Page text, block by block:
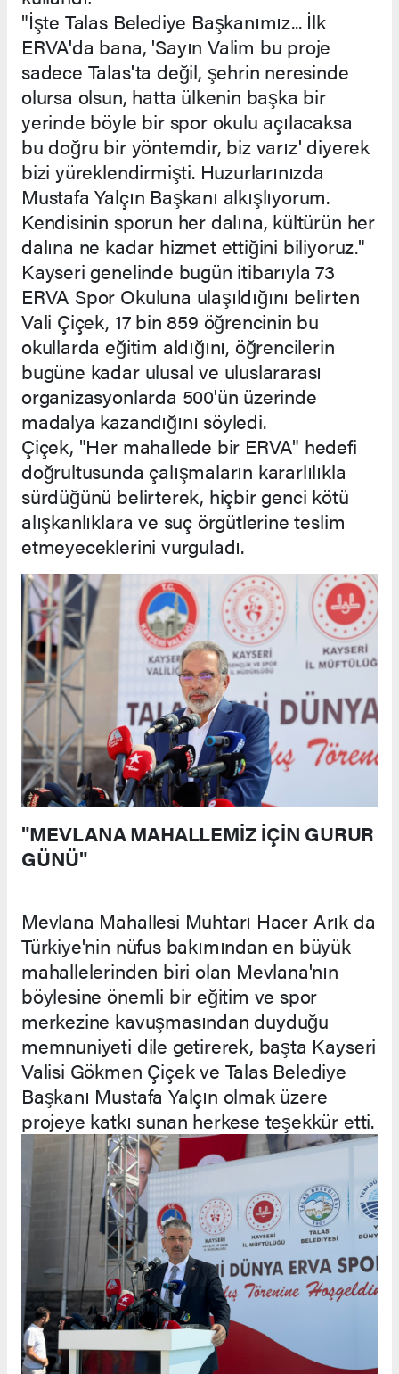
"İşte Talas Belediye Başkanımız... İlk
ERVA'da bana, 'Sayın Valim bu proje
sadece Talas'ta değil, şehrin neresinde
olursa olsun, hatta ülkenin başka bir
yerinde böyle bir spor okulu açılacaksa
bu doğru bir yöntemdir, biz varız' diyerek
bizi yüreklendirmişti. Huzurlarınızda
Mustafa Yalçın Başkanı alkışlıyorum.
Kendisinin sporun her dalına, kültürün her
dalına ne kadar hizmet ettiğini biliyoruz."
Kayseri genelinde bugün itibarıyla 73
ERVA Spor Okuluna ulaşıldığını belirten
Vali Çiçek, 17 bin 859 öğrencinin bu
okullarda eğitim aldığını, öğrencilerin
bugüne kadar ulusal ve uluslararası
organizasyonlarda 500'ün üzerinde
madalya kazandığını söyledi.
Çiçek, "Her mahallede bir ERVA" hedefi
doğrultusunda çalışmaların kararlılıkla
sürdüğünü belirterek, hiçbir genci kötü
alışkanlıklara ve suç örgütlerine teslim
etmeyeceklerini vurguladı.
"MEVLANA MAHALLEMİZ İÇİN GURUR
GÜNÜ"
Mevlana Mahallesi Muhtarı Hacer Arık da
Türkiye'nin nüfus bakımından en büyük
mahallelerinden biri olan Mevlana'nın
böylesine önemli bir eğitim ve spor
merkezine kavuşmasından duyduğu
memnuniyeti dile getirerek, başta Kayseri
Valisi Gökmen Çiçek ve Talas Belediye
Başkanı Mustafa Yalçın olmak üzere
projeye katkı sunan herkese teşekkür etti.